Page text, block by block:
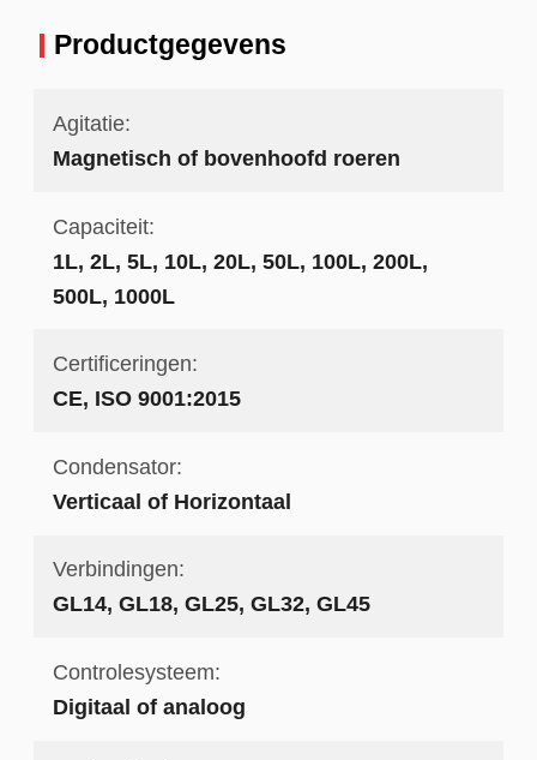
Productgegevens
Agitatie:
Magnetisch of bovenhoofd roeren
Capaciteit:
1L, 2L, 5L, 10L, 20L, 50L, 100L, 200L,
500L, 1000L
Certificeringen:
CE, ISO 9001:2015
Condensator:
Verticaal of Horizontaal
Verbindingen:
GL14, GL18, GL25, GL32, GL45
Controlesysteem:
Digitaal of analoog